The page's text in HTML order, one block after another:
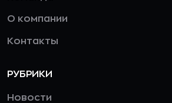
О компании
Контакты
РУБРИКИ
Новости